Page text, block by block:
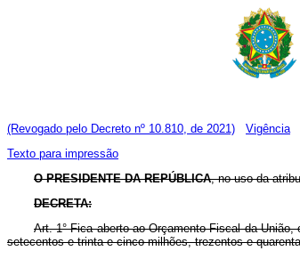
(Revogado pelo Decreto nº 10.810, de 2021)
Vigência
Texto para impressão
O PRESIDENTE DA REPÚBLICA, no uso da
DECRETA:
Art. 1° Fica aberto ao Orçamento Fiscal da
setecentos e trinta e cinco milhões, trezentos e